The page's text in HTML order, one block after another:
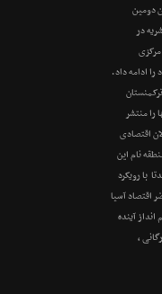
دومین
در
ادامه داد.
را منتشر
اقتصادی
با رویکرد
اقتصاد آسیا
آینده
،